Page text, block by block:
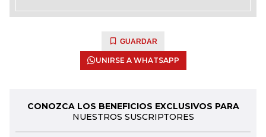
GUARDAR
UNIRSE A WHATSAPP
CONOZCA LOS BENEFICIOS EXCLUSIVOS PARA
NUESTROS SUSCRIPTORES